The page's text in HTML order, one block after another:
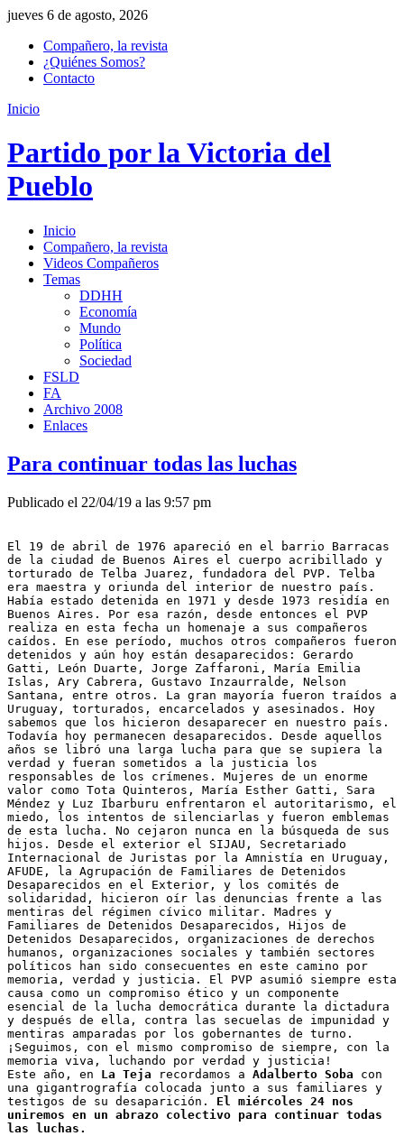
jueves 6 de agosto, 2026
Compañero, la revista
¿Quiénes Somos?
Contacto
Inicio
Partido por la Victoria del
Pueblo
Inicio
Compañero, la revista
Videos Compañeros
Temas
DDHH
Economía
Mundo
Política
Sociedad
FSLD
FA
Archivo 2008
Enlaces
Para continuar todas las luchas
Publicado el 22/04/19 a las 9:57 pm
El 19 de abril de 1976 apareció en el barrio Barracas
de la ciudad de Buenos Aires el cuerpo acribillado y
torturado de Telba Juarez, fundadora del PVP. Telba
era maestra y oriunda del interior de nuestro país.
Había estado detenida en 1971 y desde 1973 residía en
Buenos Aires. Por esa razón, desde entonces el PVP
realiza en esta fecha un homenaje a sus compañeros
caídos. En ese período, muchos otros compañeros fueron
detenidos y aún hoy están desaparecidos: Gerardo
Gatti, León Duarte, Jorge Zaffaroni, María Emilia
Islas, Ary Cabrera, Gustavo Inzaurralde, Nelson
Santana, entre otros. La gran mayoría fueron traídos a
Uruguay, torturados, encarcelados y asesinados. Hoy
sabemos que los hicieron desaparecer en nuestro país.
Todavía hoy permanecen desaparecidos. Desde aquellos
años se libró una larga lucha para que se supiera la
verdad y fueran sometidos a la justicia los
responsables de los crímenes. Mujeres de un enorme
valor como Tota Quinteros, María Esther Gatti, Sara
Méndez y Luz Ibarburu enfrentaron el autoritarismo, el
miedo, los intentos de silenciarlas y fueron emblemas
de esta lucha. No cejaron nunca en la búsqueda de sus
hijos. Desde el exterior el SIJAU, Secretariado
Internacional de Juristas por la Amnistía en Uruguay,
AFUDE, la Agrupación de Familiares de Detenidos
Desaparecidos en el Exterior, y los comités de
solidaridad, hicieron oír las denuncias frente a las
mentiras del régimen cívico militar. Madres y
Familiares de Detenidos Desaparecidos, Hijos de
Detenidos Desaparecidos, organizaciones de derechos
humanos, organizaciones sociales y también sectores
políticos han sido consecuentes en este camino por
memoria, verdad y justicia. El PVP asumió siempre esta
causa como un compromiso ético y un componente
esencial de la lucha democrática durante la dictadura
y después de ella, contra las secuelas de impunidad y
mentiras amparadas por los gobernantes de turno.
¡Seguimos, con el mismo compromiso de siempre, con la
memoria viva, luchando por verdad y justicia!
Este año, en La Teja recordamos a Adalberto Soba con
una gigantrografía colocada junto a sus familiares y
testigos de su desaparición. El miércoles 24 nos
uniremos en un abrazo colectivo para continuar todas
las luchas.